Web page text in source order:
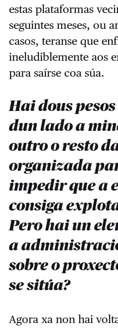
estas plataformas
seguintes meses, ou
casos, teranse que
ineludiblemente aos
para saírse coa súa.
Hai dous
dun lado a
outro o resto
organizada
impedir que a
consiga
Pero hai un
a
sobre o
se sitúa?
Agora xa non hai